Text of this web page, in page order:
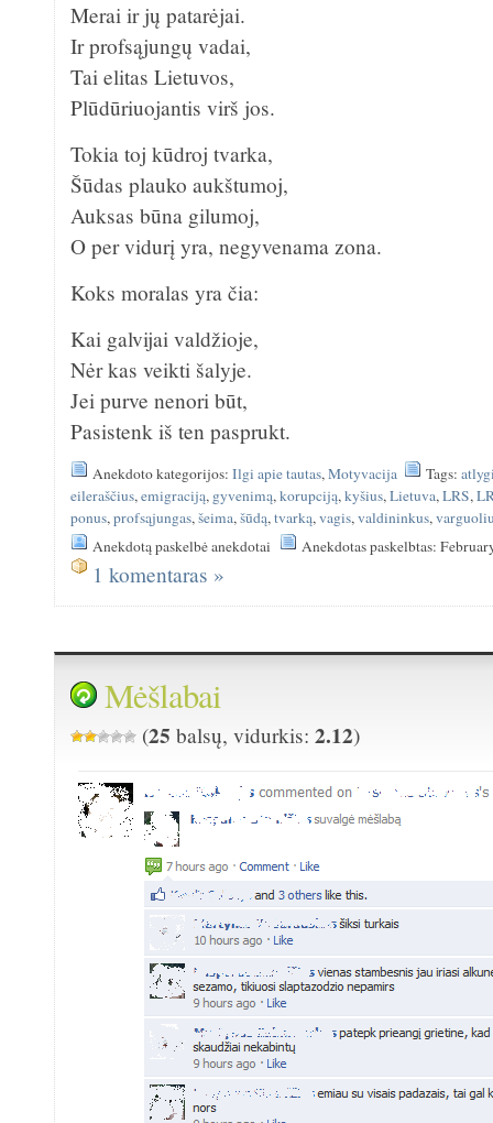
Merai ir jų patarėjai.
Ir profsąjungų vadai,
Tai elitas Lietuvos,
Plūdūriuojantis virš jos.
Tokia toj kūdroj tvarka,
Šūdas plauko aukštumoj,
Auksas būna gilumoj,
O per vidurį yra, negyvenama zona.
Koks moralas yra čia:
Kai galvijai valdžioje,
Nėr kas veikti šalyje.
Jei purve nenori būt,
Pasistenk iš ten pasprukt.
Anekdoto kategorijos:Ilgi apie tautas,Motyvacija Tags:
eileraščius,emigraciją, gyvenimą,korupciją,kyšius,Lietuva,LRS,
ponus,profsąjungas,šeima,šūdą,tvarką,vagis,valdininkus,
Anekdotą paskelbė anekdotai
Anekdotas paskelbtas:
1 komentaras »
Mėšlabai
(25 balsų, vidurkis:2.12)